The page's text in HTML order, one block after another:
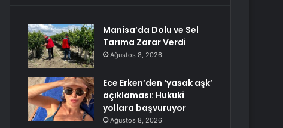
Manisa’da Dolu ve Sel
Tarıma Zarar Verdi
Ağustos 8, 2026
Ece Erken’den ‘yasak aşk’
açıklaması: Hukuki
yollara başvuruyor
Ağustos 8, 2026